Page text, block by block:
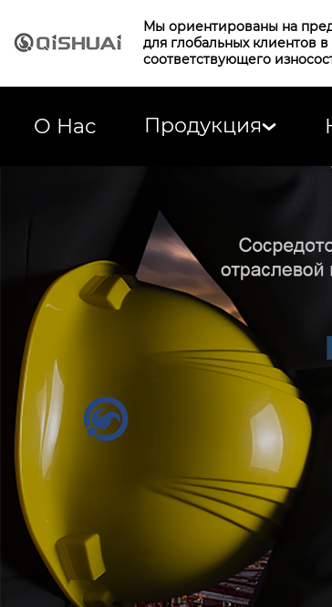
Мы ориентированы на
для глобальных клиентов
соответствующего
О Нас Продукция